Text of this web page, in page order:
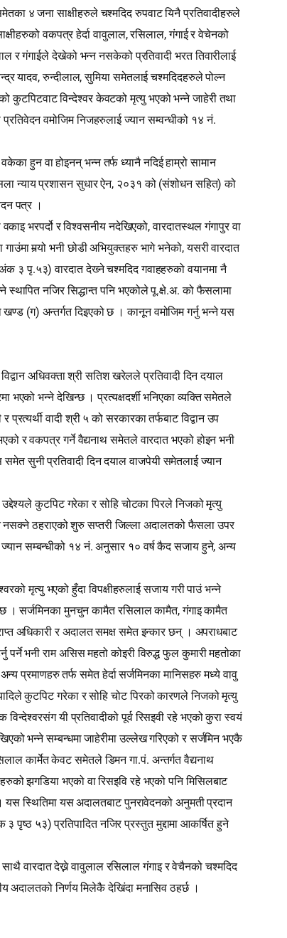
४ जना साक्षीहरुले चश्‍मदिद रुपवाट यिनै प्रतिवादीहरुले
वकपत्र हेर्दा वावुलाल,रसिलाल,गंगाई र वेचेनको
र गंगाईले देखेको भन्न नसकेको प्रतिवादी भरत तिवारीलाई
यादव,रुन्दीलाल,सुमिया समेतलाई चश्‍मदिदहरुले पोल्न
कुटपिटवाट विन्देश्‍वर केवटको मृत्यु भएको भन्ने जाहेरी तथा
वमोजिम निजहरुलाई ज्यान सम्वन्धीको १४ नं.
हुन वा होइनन् भन्न तर्फ ध्यानै नदिई हाम्रो सामान
न्याय प्रशासन सुधार ऐन, २०३१ को (संशोधन सहित)को
पत्र ।
भरपर्दो र विश्‍वसनीय नदेखिएको,वारदातस्थल गंगापुर वा
मर्‍यो भनी छोडी अभियुक्तहरु भागे भनेको,यसरी वारदात
३ पृ.५३)वारदात देख्‍ने चश्मदिद गवाहहरुको वयानमा नै
नजिर सिद्धान्त पनि भएकोले पू.क्षे.अ.को फैसलामा
खण्ड (ग) अन्तर्गत दिइएको छ । कानून वमोजिम गर्नु भन्ने यस
अधिवक्ता श्री सतिश खरेलले प्रतिवादी दिन दयाल
भएको भन्ने देखिन्छ । प्रत्यक्षदर्शी भनिएका व्यक्ति समेतले
वादी श्री ५ को सरकारका तर्फबाट विद्वान उप
र वकपत्र गर्ने वैद्यनाथ समेतले वारदात भएको होइन भनी
सुनी प्रतिवादी दिन दयाल वाजपेयी समेतलाई ज्यान
कुटपिट गरेका र सोहि चोटका पिरले निजको मृत्यु
नसक्ने ठहराएको शुरु सप्‍तरी जिल्ला अदालतको फैसला उपर
ज्यान सम्बन्धीको १४ नं.अनुसार १० वर्ष कैद सजाय हुने,अन्य
मृत्यु भएको हुँदा विपक्षीहरुलाई सजाय गरी पाउं भन्‍ने
। सर्जमिनका मुनचुन कामैत रसिलाल कामैत,गंगाइ कामैत
अधिकारी र अदालत समक्ष समेत इन्कार छन् । अपराधबाट
पर्ने भनी राम असिस महतो कोइरी विरुद्ध फुल कुमारी महतोका
प्रमाणहरु तर्फ समेत हेर्दा सर्जमिनका मानिसहरु मध्ये वावु
कुटपिट गरेका र सोहि चोट पिरको कारणले निजको मृत्यु
यी प्रतिवादीको पूर्व रिसइवी रहे भएको कुरा स्वयं
भन्ने सम्बन्धमा जाहेरीमा उल्लेख गरिएको र सर्जमिन भएकै
कार्मेत केवट समेतले डिमन गा.पं. अन्तर्गत वैद्यनाथ
झगडिया भएको वा रिसइवि रहे भएको पनि मिसिलबाट
स्थितिमा यस अदालतबाट पुनरावेदनको अनुमती प्रदान
३ पृष्‍ठ ५३)प्रतिपादित नजिर प्रस्तुत मुद्दामा आकर्षित हुने
वारदात देख्ने वावुलाल रसिलाल गंगाइ र वेचैनको चश्‍मदिद
अदालतको निर्णय मिलेकै देखिंदा मनासिव ठहर्छ ।